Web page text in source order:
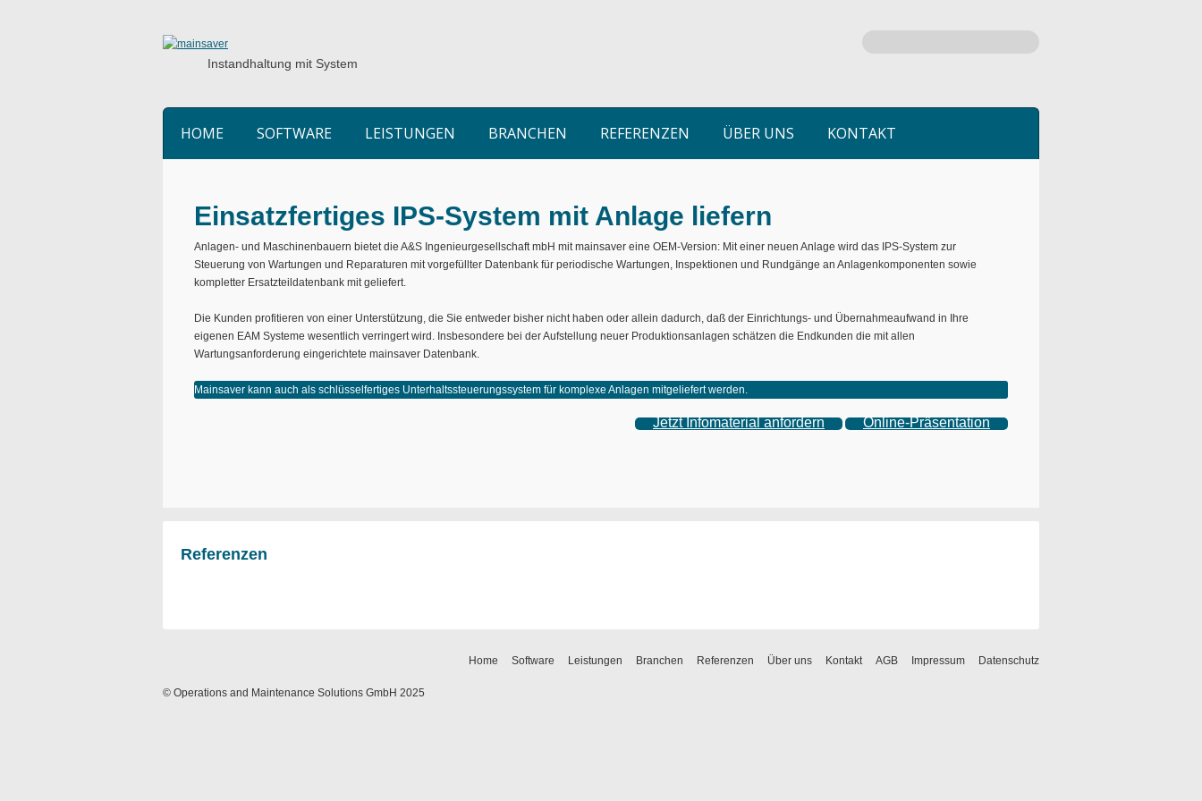
Instandhaltung mit System
HOME SOFTWARE LEISTUNGEN BRANCHEN REFERENZEN ÜBER UNS KONTAKT
Einsatzfertiges IPS-System mit Anlage liefern
Anlagen- und Maschinenbauern bietet die A&S Ingenieurgesellschaft mbH mit mainsaver eine OEM-Version: Mit einer neuen Anlage wird das IPS-System zur
Steuerung von Wartungen und Reparaturen mit vorgefüllter Datenbank für periodische Wartungen, Inspektionen und Rundgänge an Anlagenkomponenten sowie
kompletter Ersatzteildatenbank mit geliefert.
Die Kunden profitieren von einer Unterstützung, die Sie entweder bisher nicht haben oder allein dadurch, daß der Einrichtungs- und Übernahmeaufwand in Ihre
eigenen EAM Systeme wesentlich verringert wird. Insbesondere bei der Aufstellung neuer Produktionsanlagen schätzen die Endkunden die mit allen
Wartungsanforderung eingerichtete mainsaver Datenbank.
Mainsaver kann auch als schlüsselfertiges Unterhaltssteuerungssystem für komplexe Anlagen mitgeliefert werden.
Jetzt Infomaterial anfordern Online-Präsentation
Referenzen
Home Software Leistungen Branchen Referenzen Über uns Kontakt AGB Impressum Datenschutz
© Operations and Maintenance Solutions GmbH 2025